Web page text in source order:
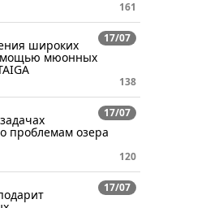
161
17/07
широких
мюонных
138
17/07
проблемам озера
120
17/07